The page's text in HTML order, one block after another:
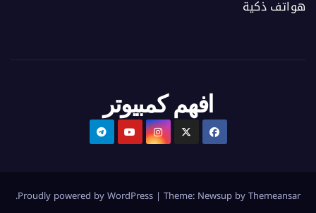
هواتف ذكية
افهم كمبيوتر
Proudly powered by WordPress | Theme: Newsup byThemeansar
.